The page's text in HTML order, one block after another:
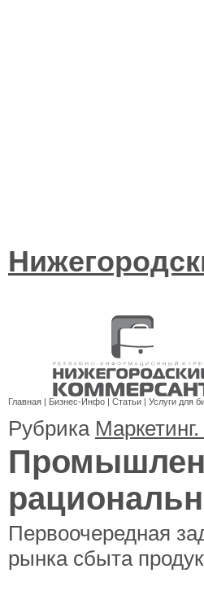
Главная | Бизнес-Инфо | Статьи | Услуги для
Рубрика
Первоочередная
рынка сбыта